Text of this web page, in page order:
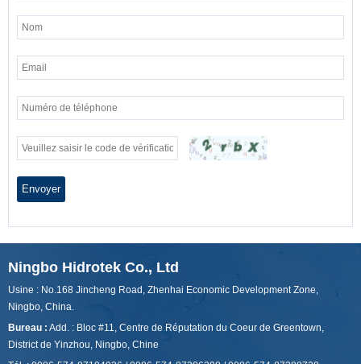
Envoyer
Ningbo Hidrotek Co., Ltd
Usine : No.168 Jincheng Road, Zhenhai Economic Development Zone,
Ningbo, China.
Bureau : Add. : Bloc #11, Centre de Réputation du Coeur de Greentown,
District de Yinzhou, Ningbo, Chine